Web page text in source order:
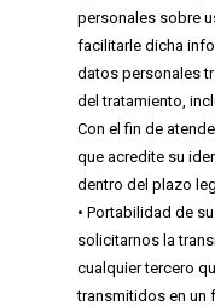
personales sobre
facilitarle dicha
datos personales
del tratamiento,
Con el fin de
que acredite su
dentro del plazo
• Portabilidad de
solicitarnos la
cualquier tercero
transmitidos en un